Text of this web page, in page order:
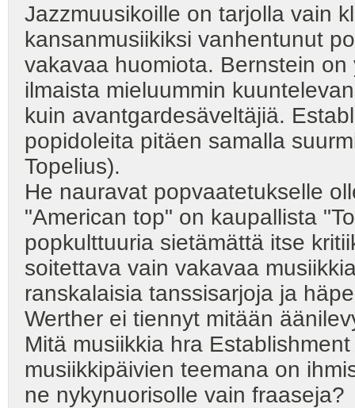
Jazzmuusikoille on tarjolla vain
kansanmusiikiksi vanhentunut
vakavaa huomiota. Bernstein
ilmaista mieluummin
kuin avantgardesäveltäjiä.
popidoleita pitäen samalla
Topelius).
He nauravat popvaatetukselle
"American top" on kaupallista
popkulttuuria sietämättä itse
soitettava vain vakavaa
ranskalaisia tanssisarjoja ja
Werther ei tiennyt mitään
Mitä musiikkia hra
musiikkipäivien teemana on
ne nykynuorisolle vain fraaseja?